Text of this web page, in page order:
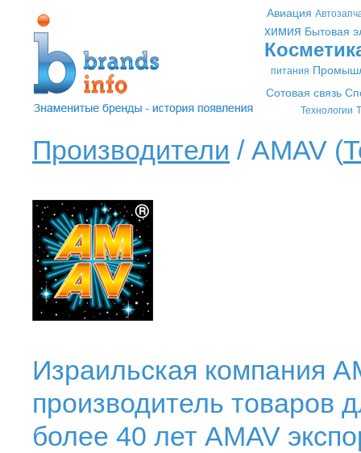
Авиация
химия Бытовая
питания
Сотовая связь
Технологии
Производители / AMAV (
Израильская компания
производитель товаров
более 40 лет AMAV